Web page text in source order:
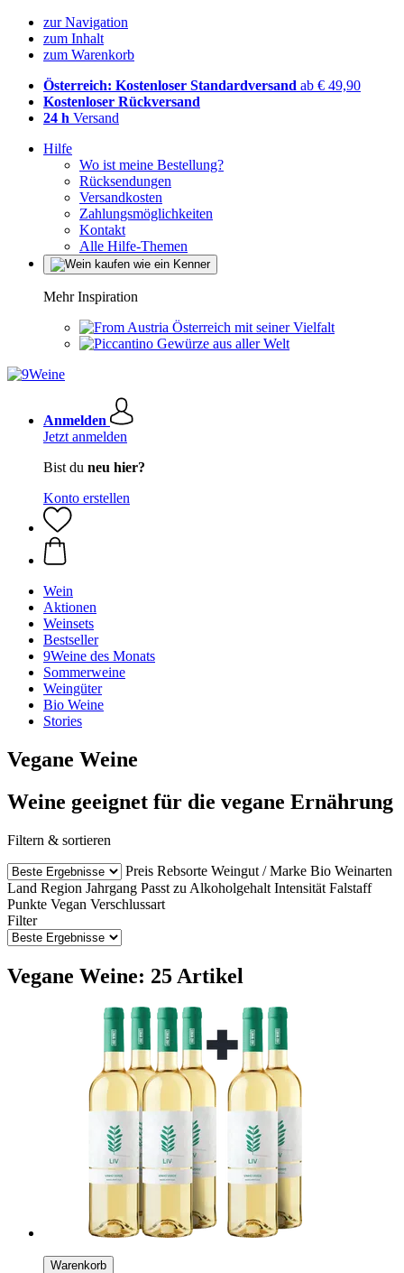
zur Navigation
zum Inhalt
zum Warenkorb
Österreich: Kostenloser Standardversand ab € 49,90
Kostenloser Rückversand
24 h Versand
Hilfe
Wo ist meine Bestellung?
Rücksendungen
Versandkosten
Zahlungsmöglichkeiten
Kontakt
Alle Hilfe-Themen
Mehr Inspiration
Österreich mit seiner Vielfalt
Gewürze aus aller Welt
Anmelden
Jetzt anmelden
Bist du neu hier?
Konto erstellen
Wein
Aktionen
Weinsets
Bestseller
9Weine des Monats
Sommerweine
Weingüter
Bio Weine
Stories
Vegane Weine
Weine geeignet für die vegane Ernährung
Filtern & sortieren
Preis Rebsorte Weingut / Marke Bio Weinarten
Land Region Jahrgang Passt zu Alkoholgehalt Intensität Falstaff
Punkte Vegan Verschlussart
Filter
Vegane Weine: 25 Artikel
Warenkorb